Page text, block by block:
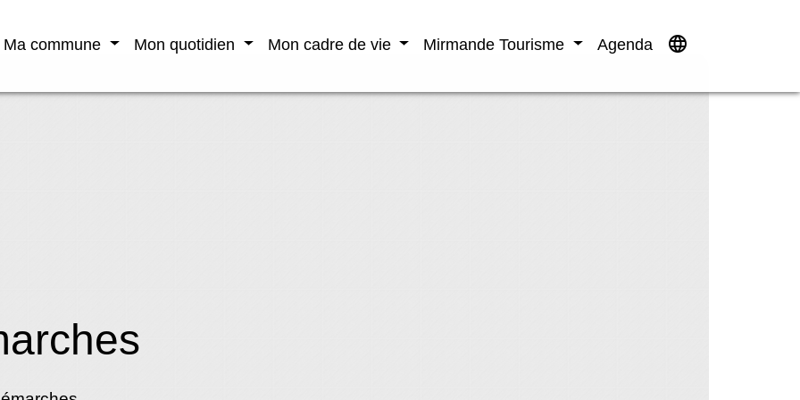
Ma commune Mon quotidien Mon cadre de vie Mirmande Tourisme Agenda language